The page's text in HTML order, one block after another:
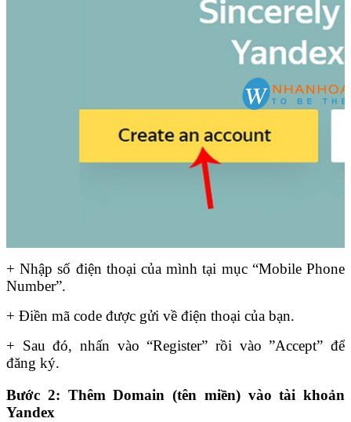
+ Nhập số điện thoại của mình tại mục “Mobile Phone
Number”.
+ Điền mã code được gửi về điện thoại của bạn.
+ Sau đó, nhấn vào “Register” rồi vào ”Accept” để
đăng ký.
Bước 2: Thêm Domain (tên miền) vào tài khoản
Yandex